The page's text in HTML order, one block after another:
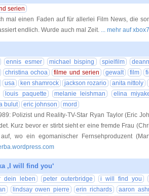
serien
mal einen Faden auf für allerlei Film News, die
endlich. Wurde auch mal Zeit. ... mehr auf
ennis esmer michael bisping spielfilm
christina ochoa filme und serien gewalt film
usa ken shamrock jackson rozario
anita nittoly
louis paquette melanie leishman
elina
bulut
eric johnson
mord
Polizist und Reality-TV-Star Ryan Taylor (Eric
Kurz bevor er stirbt sieht er eine fremde Frau
wo ein egomanischer Fernsehproduzent
‚I will find you‘
dein leben peter outerbridge
i will find you
lindsay owen pierre erin richards
aaron